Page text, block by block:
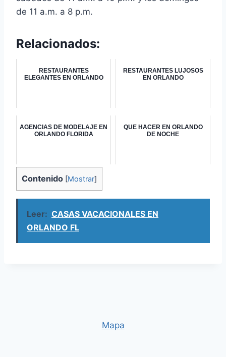
de 11 a.m. a 8 p.m.
Relacionados:
RESTAURANTES
ELEGANTES EN ORLANDO
RESTAURANTES LUJOSOS
EN ORLANDO
AGENCIAS DE MODELAJE EN
ORLANDO FLORIDA
QUE HACER EN ORLANDO
DE NOCHE
Contenido [Mostrar]
Leer: CASAS VACACIONALES EN
ORLANDO FL
Mapa